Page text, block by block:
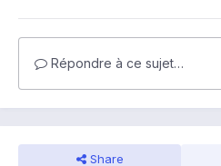
Répondre à ce sujet…
Share